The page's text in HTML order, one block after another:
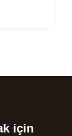
için